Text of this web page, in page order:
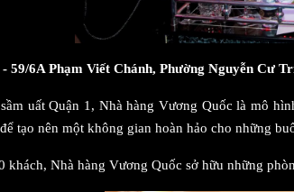
59/6A Phạm Viết Chánh, Phường Nguyễn Cư
uất Quận 1, Nhà hàng Vương Quốc là mô
tạo nên một không gian hoàn hảo cho những
khách, Nhà hàng Vương Quốc sở hữu những